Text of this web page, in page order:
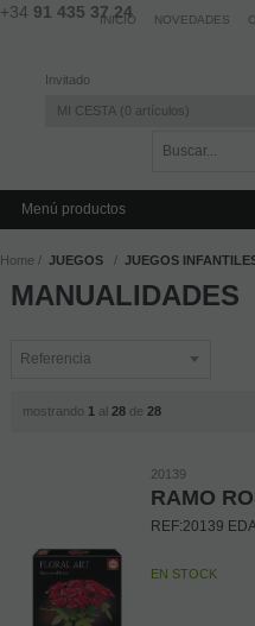
+34 91 435 37 24
Invitado
MI CESTA 0 artículos
INICIO NOVEDADES
Menú productos
Home JUEGOS JUEGOS
MANUALIDADES
mostrando 1 al 28de 28
20139
RAMO
REF:20139
EN STOCK